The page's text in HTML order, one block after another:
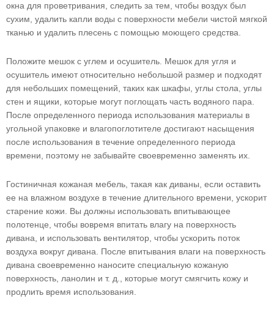
окна для проветривания, следить за тем, чтобы воздух был
сухим, удалить капли воды с поверхности мебели чистой мягкой
тканью и удалить плесень с помощью моющего средства.
Положите мешок с углем и осушитель. Мешок для угля и
осушитель имеют относительно небольшой размер и подходят
для небольших помещений, таких как шкафы, углы стола, углы
стен и ящики, которые могут поглощать часть водяного пара.
После определенного периода использования материалы в
угольной упаковке и влагопоглотителе достигают насыщения
после использования в течение определенного периода
времени, поэтому не забывайте своевременно заменять их.
Гостиничная кожаная мебель, такая как диваны, если оставить
ее на влажном воздухе в течение длительного времени, ускорит
старение кожи. Вы должны использовать впитывающее
полотенце, чтобы вовремя впитать влагу на поверхность
дивана, и использовать вентилятор, чтобы ускорить поток
воздуха вокруг дивана. После впитывания влаги на поверхность
дивана своевременно наносите специальную кожаную
поверхность, ланолин и т. д., которые могут смягчить кожу и
продлить время использования.